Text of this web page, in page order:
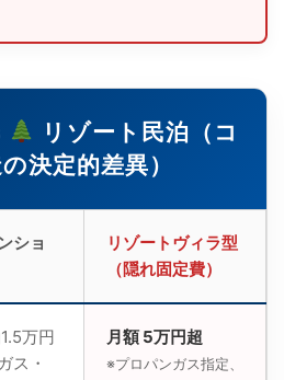
リゾート民泊（コ
決定的差異）
ショ
リゾートヴィラ型
（隠れ固定費）
万円
ス・
月額 5万円超
※プロパンガス指定、